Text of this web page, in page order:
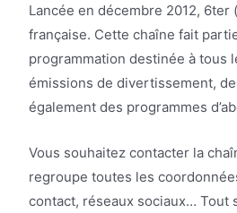
Lancée en décembre 2012,
française. Cette chaîne fait
programmation destinée à tous
émissions de divertissement,
également des programmes
Vous souhaitez contacter la
regroupe toutes les
contact, réseaux sociaux… Tout